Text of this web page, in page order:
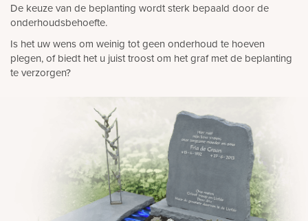
De keuze van de beplanting wordt sterk bepaald door de
onderhoudsbehoefte.
Is het uw wens om weinig tot geen onderhoud te hoeven
plegen, of biedt het u juist troost om het graf met de beplanting
te verzorgen?